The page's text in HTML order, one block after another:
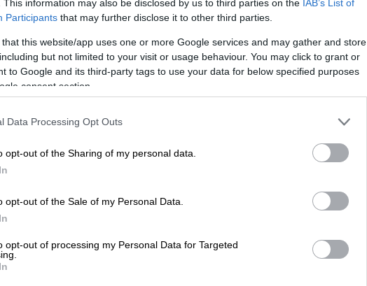
This information may also be disclosed by us to third parties on the IAB’s List of
Participants that may further disclose it to other third parties.
that this website/app uses one or more Google services and may gather and store
but not limited to your visit or usage behaviour. You may click to grant or
to Google and its third-party tags to use your data for below specified purposes
consent section.
Data Processing Opt Outs
opt-out of the Sharing of my personal data.
opt-out of the Sale of my Personal Data.
opt-out of processing my Personal Data for Targeted